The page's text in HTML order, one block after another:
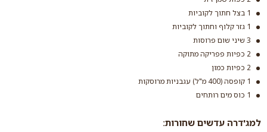
1 בצל חתוך לקוביות
1 גזר קלוף וחתוך לקוביות
3 שיני שום פרוסות
2 כפיות פפריקה מתוקה
2 כפיות כמון
1 קופסה (400 מ"ל) עגבניות מרוסקות
1 כוס מים רותחים
למג'דרה עדשים שחורות: